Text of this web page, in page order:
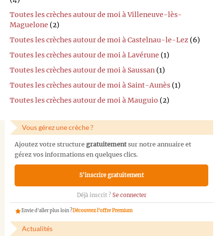
Toutes les crèches autour de moi à Villeneuve-lès-
Maguelone (2)
Toutes les crèches autour de moi à Castelnau-le-Lez (6)
Toutes les crèches autour de moi à Lavérune (1)
Toutes les crèches autour de moi à Saussan (1)
Toutes les crèches autour de moi à Saint-Aunès (1)
Toutes les crèches autour de moi à Mauguio (2)
Vous gérez une crèche ?
Ajoutez votre structure gratuitementsur notre annuaire et
gérez vos informations en quelques clics.
S'inscrire gratuitement
Déjà inscrit ? Se connecter
Envie d'aller plus loin ?Découvrez l'offre Premium
Actualités